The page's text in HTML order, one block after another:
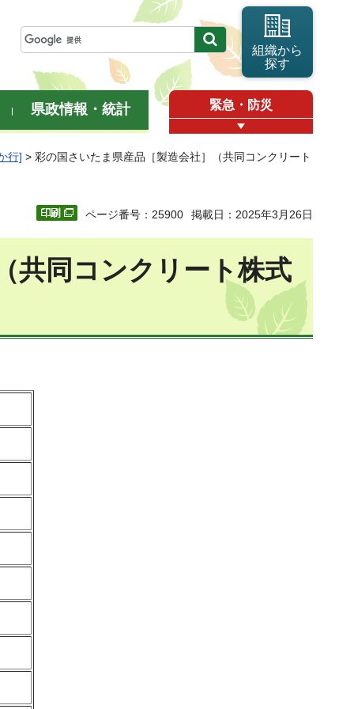
組織から
探す
県政情報・統計 緊急・防災
行] > 彩の国さいたま県産品［製造会社］（共同コンクリート
ページ番号：25900 掲載日：2025年3月26日
共同コンクリート株式